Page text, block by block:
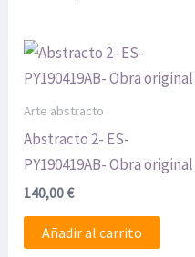
Arte abstracto
Abstracto 2- ES-
PY190419AB- Obra original
140,00€
Añadir al carrito